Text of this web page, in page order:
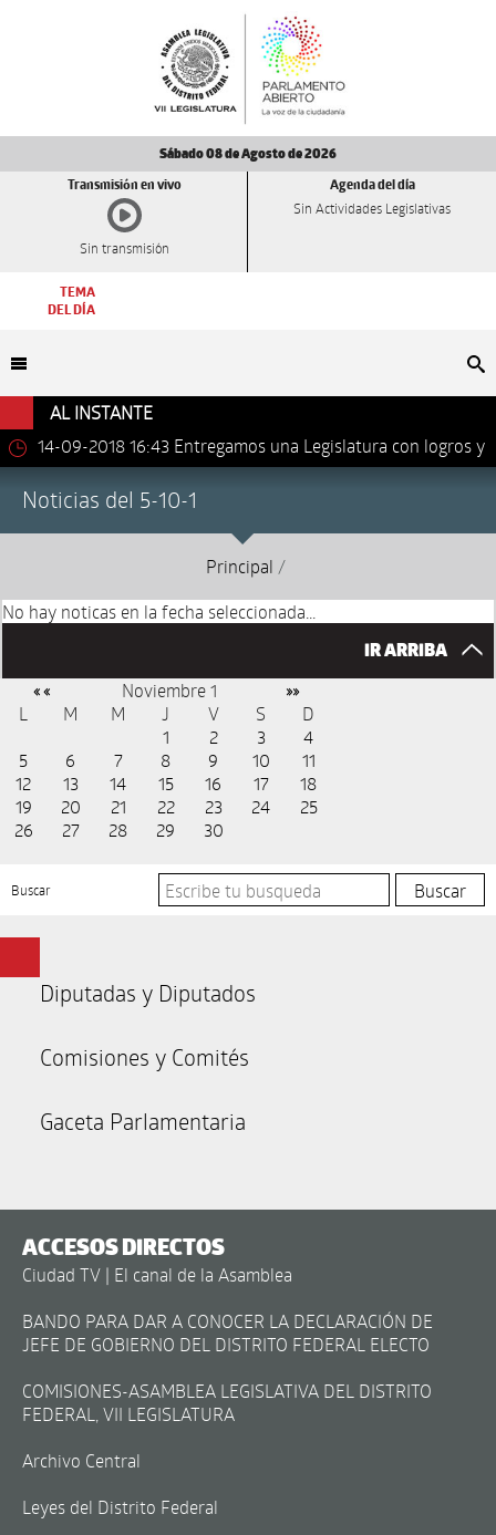
Sábado 08 de Agosto de 2026
Transmisión en vivo
Sin transmisión
Agenda del día
Sin Actividades Legislativas
TEMA
DEL DÍA
AL INSTANTE
14-09-2018 16:43 Entregamos una Legislatura con logros y
Noticias del 5-10-1
Principal /
No hay noticas en la fecha seleccionada...
IR ARRIBA
« « Noviembre 1 »»
L M M J V S
D
1
2 3
4
5
6 7 8 9 10
11
12
13 14 15 16 17
18
19
20 21 22 23 24
25
26
27 28 29 30
Buscar
Diputadas y Diputados
Comisiones y Comités
Gaceta Parlamentaria
ACCESOS DIRECTOS
Ciudad TV | El canal de la Asamblea
BANDO PARA DAR A CONOCER LA DECLARACIÓN DE
JEFE DE GOBIERNO DEL DISTRITO FEDERAL ELECTO
COMISIONES-ASAMBLEA LEGISLATIVA DEL DISTRITO
FEDERAL, VII LEGISLATURA
Archivo Central
Leyes del Distrito Federal